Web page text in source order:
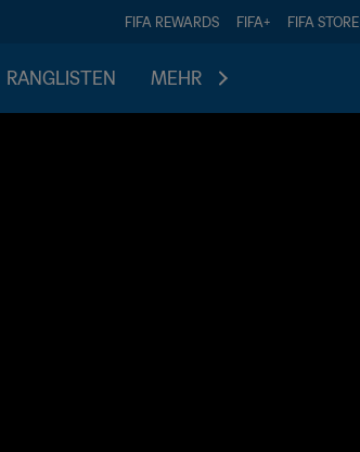
FIFA REWARDS FIFA+ FIFA STORE
RANGLISTEN MEHR